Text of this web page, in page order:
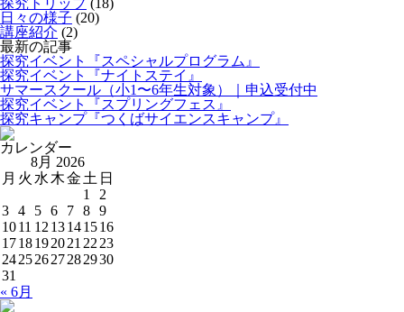
探究トリップ(18)
日々の様子 (20)
講座紹介 (2)
最新の記事
探究イベント『スペシャルプログラム』
探究イベント『ナイトステイ』
サマースクール（小1〜6年生対象）｜申込受付中
探究イベント『スプリングフェス』
探究キャンプ『つくばサイエンスキャンプ』
カレンダー
8月 2026
月 火 水 木金 土 日
1
2
3 4 5 6 7 8 9
1011 12 13141516
1718192021 22 23
24252627282930
31
« 6月